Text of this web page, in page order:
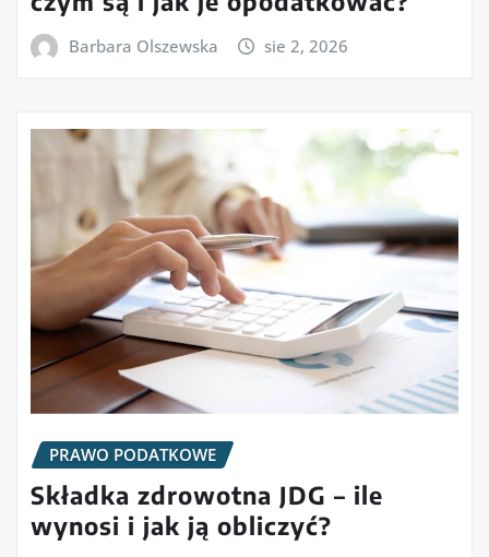
Barbara Olszewska sie 2, 2026
PRAWO PODATKOWE
Składka zdrowotna JDG – ile
wynosi i jak ją obliczyć?